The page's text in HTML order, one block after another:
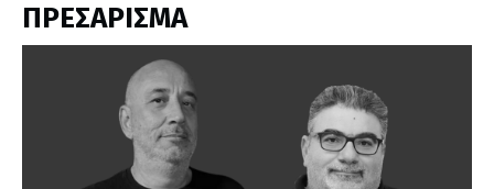
ΠΡΕΣΑΡΙΣΜΑ